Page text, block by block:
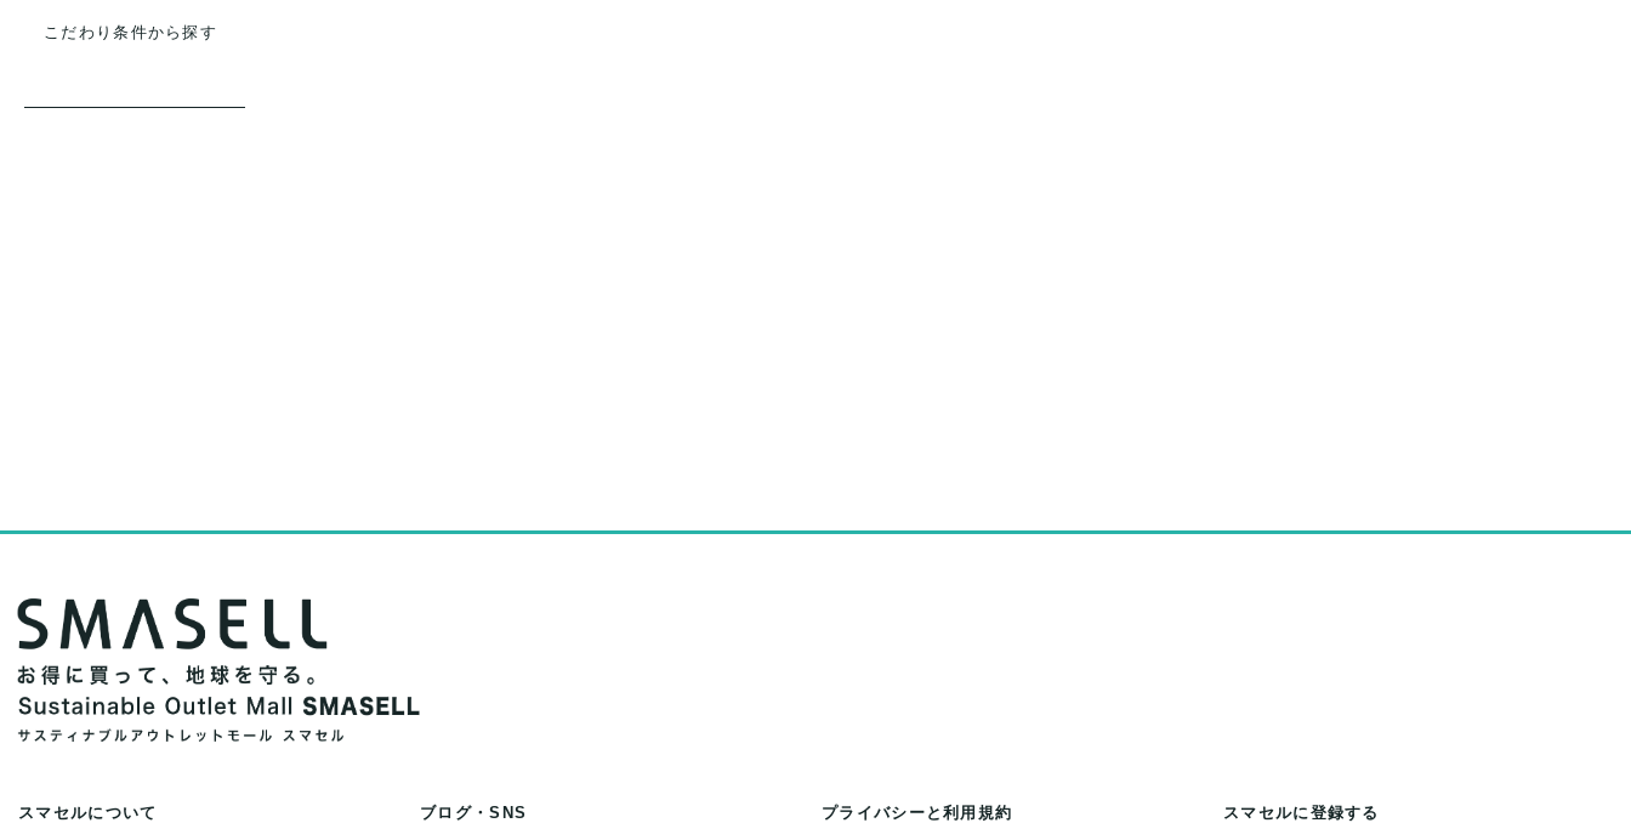
こだわり条件から探す
スマセルについて ブログ・SNS プライバシーと利用規約 スマセルに登録する